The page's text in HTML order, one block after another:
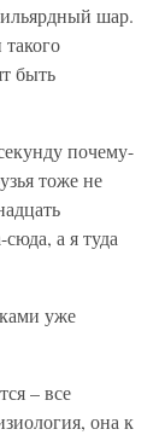
шар.
быть
почему-
тоже не
а я туда
уже
– все
она к